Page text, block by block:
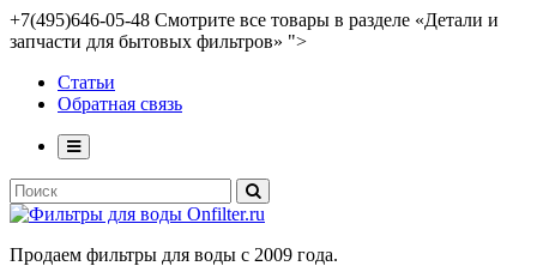
+7(495)646-05-48 Смотрите все товары в разделе «Детали и
запчасти для бытовых фильтров» ">
Статьи
Обратная связь
Продаем фильтры для воды с 2009 года.